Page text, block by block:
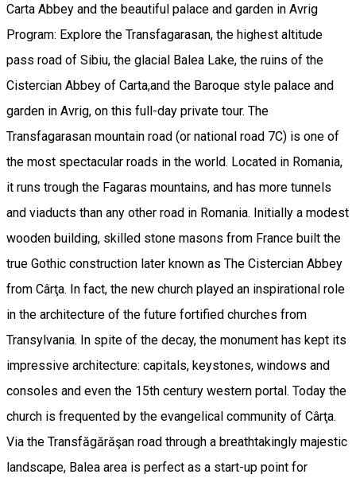
Carta Abbey and the beautiful palace and garden in Avrig
Program: Explore the Transfagarasan, the highest altitude
pass road of Sibiu, the glacial Balea Lake, the ruins of the
Cistercian Abbey of Carta,and the Baroque style palace and
garden in Avrig, on this full-day private tour. The
Transfagarasan mountain road (or national road 7C) is one of
the most spectacular roads in the world. Located in Romania,
it runs trough the Fagaras mountains, and has more tunnels
and viaducts than any other road in Romania. Initially a modest
wooden building, skilled stone masons from France built the
true Gothic construction later known as The Cistercian Abbey
from Cârţa. In fact, the new church played an inspirational role
in the architecture of the future fortified churches from
Transylvania. In spite of the decay, the monument has kept its
impressive architecture: capitals, keystones, windows and
consoles and even the 15th century western portal. Today the
church is frequented by the evangelical community of Cârţa.
Via the Transfăgărăşan road through a breathtakingly majestic
landscape, Balea area is perfect as a start-up point for